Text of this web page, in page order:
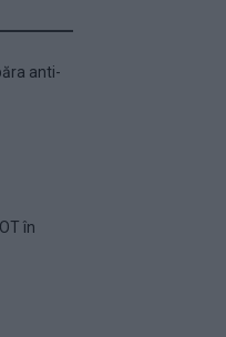
anti-
în